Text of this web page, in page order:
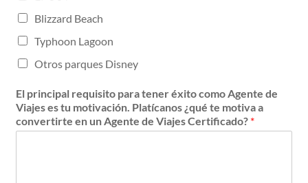
Blizzard Beach
Typhoon Lagoon
Otros parques Disney
El principal requisito para tener éxito como Agente de
Viajes es tu motivación. Platícanos ¿qué te motiva a
convertirte en un Agente de Viajes Certificado? *